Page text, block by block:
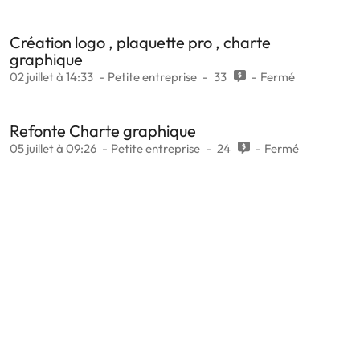
Création logo , plaquette pro , charte
graphique
02 juillet à 14:33 Petite entreprise 33 Fermé
Refonte Charte graphique
05 juillet à 09:26 Petite entreprise 24 Fermé